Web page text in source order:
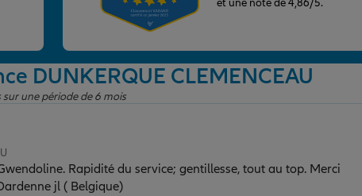
DUNKERQUE CLEMENCEAU
sur une période de 6 mois
Rapidité du service; gentillesse, tout au top. Merci
et aux plaisirs de vous rencontrer. Dardenne jl ( Belgique)